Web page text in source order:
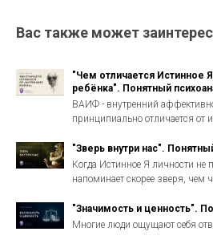
Вас также может
"Чем отличается Истинное
ребёнка". Понятный
ВАИФ - внутренний
принципиально отличается от
"Зверь внутри нас".
Когда Истинное Я личности
напоминает скорее зверя, чем
"Значимость и ценность".
Многие люди ощущают себя